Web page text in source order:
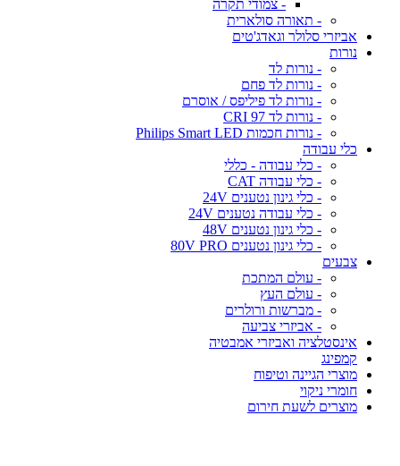
- צמודי תקרה
- תאורה סולארית
אביזרי סלולר וגאדג'טים
נורות
- נורות לד
- נורות לד פחם
- נורות לד פיליפס / אוסרם
- נורות לד CRI 97
- נורות חכמות Philips Smart LED
כלי עבודה
- כלי עבודה - כללי
- כלי עבודה CAT
- כלי גינון נטענים 24V
- כלי עבודה נטענים 24V
- כלי גינון נטענים 48V
- כלי גינון נטענים 80V PRO
צבעים
- עולם המתכת
- עולם העץ
- מברשות ורולרים
- אביזרי צביעה
אינסטלציה ואביזרי אמבטיה
קמפינג
מוצרי הגיינה וטיפוח
חומרי ניקוי
מוצרים לשעת חירום